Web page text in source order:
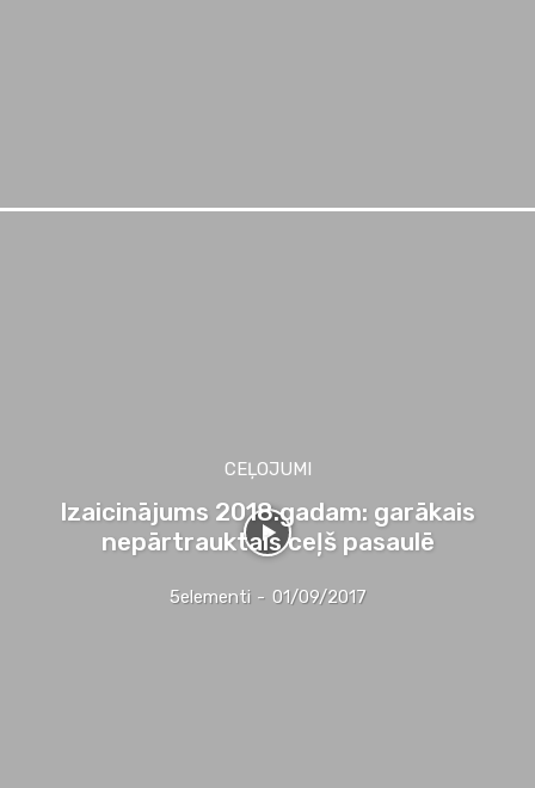
CEĻOJUMI
Izaicinājums 2018.gadam: garākais
nepārtrauktais ceļš pasaulē
5elementi - 01/09/2017